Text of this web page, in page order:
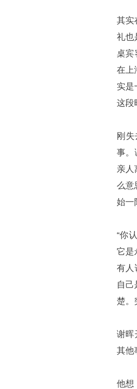
其实
礼也
桌宾
在上
实是
这段
刚
事。
亲人
么意
始一
“你
它是
有人
自
楚。
谢晖
其他
他想